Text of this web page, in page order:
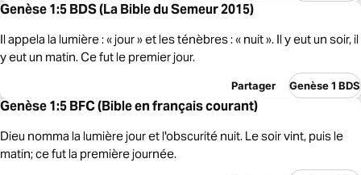
Genèse 1:5 BDS (La Bible du Semeur 2015)
Il appela la lumière : « jour » et les ténèbres : « nuit ». Il y eut un soir, il
y eut un matin. Ce fut le premier jour.
Partager Genèse 1 BDS
Genèse 1:5 BFC (Bible en français courant)
Dieu nomma la lumière jour et l'obscurité nuit. Le soir vint, puis le
matin; ce fut la première journée.